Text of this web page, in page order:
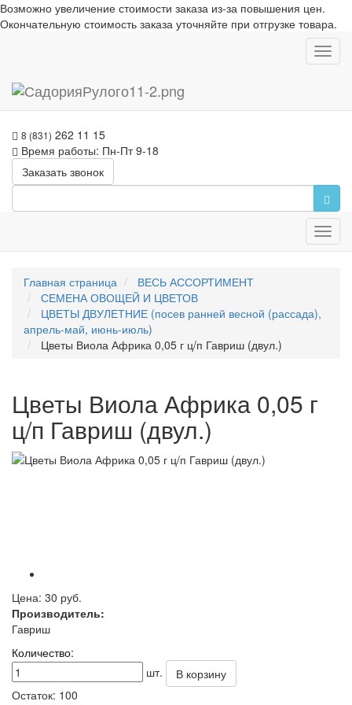
Возможно увеличение стоимости заказа из-за повышения цен.
Окончательную стоимость заказа уточняйте при отгрузке товара.
8 (831) 262 11 15
Время работы: Пн-Пт 9-18
Заказать звонок
Главная страница
ВЕСЬ АССОРТИМЕНТ
СЕМЕНА ОВОЩЕЙ И ЦВЕТОВ
ЦВЕТЫ ДВУЛЕТНИЕ (посев ранней весной (рассада),
апрель-май, июнь-июль)
Цветы Виола Африка 0,05 г ц/п Гавриш (двул.)
Цветы Виола Африка 0,05 г
ц/п Гавриш (двул.)
Цена: 30 руб.
Производитель:
Гавриш
Количество:
шт.
В корзину
Остаток: 100